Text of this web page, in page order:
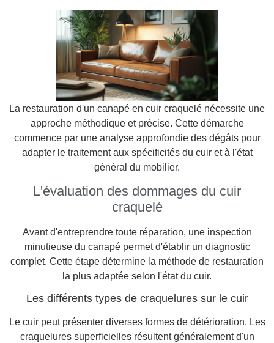
La restauration d'un canapé en cuir craquelé nécessite une
approche méthodique et précise. Cette démarche
commence par une analyse approfondie des dégâts pour
adapter le traitement aux spécificités du cuir et à l'état
général du mobilier.
L'évaluation des dommages du cuir
craquelé
Avant d'entreprendre toute réparation, une inspection
minutieuse du canapé permet d'établir un diagnostic
complet. Cette étape détermine la méthode de restauration
la plus adaptée selon l'état du cuir.
Les différents types de craquelures sur le cuir
Le cuir peut présenter diverses formes de détérioration. Les
craquelures superficielles résultent généralement d'un